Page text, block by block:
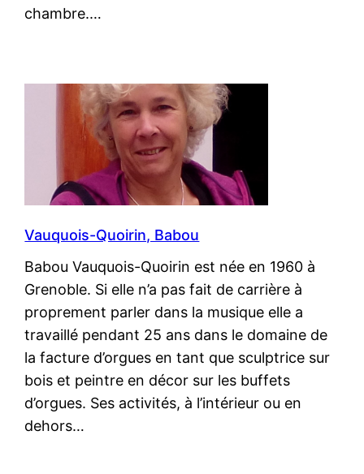
chambre.…
Vauquois-Quoirin, Babou
Babou Vauquois-Quoirin est née en 1960 à
Grenoble. Si elle n’a pas fait de carrière à
proprement parler dans la musique elle a
travaillé pendant 25 ans dans le domaine de
la facture d’orgues en tant que sculptrice sur
bois et peintre en décor sur les buffets
d’orgues. Ses activités, à l’intérieur ou en
dehors…